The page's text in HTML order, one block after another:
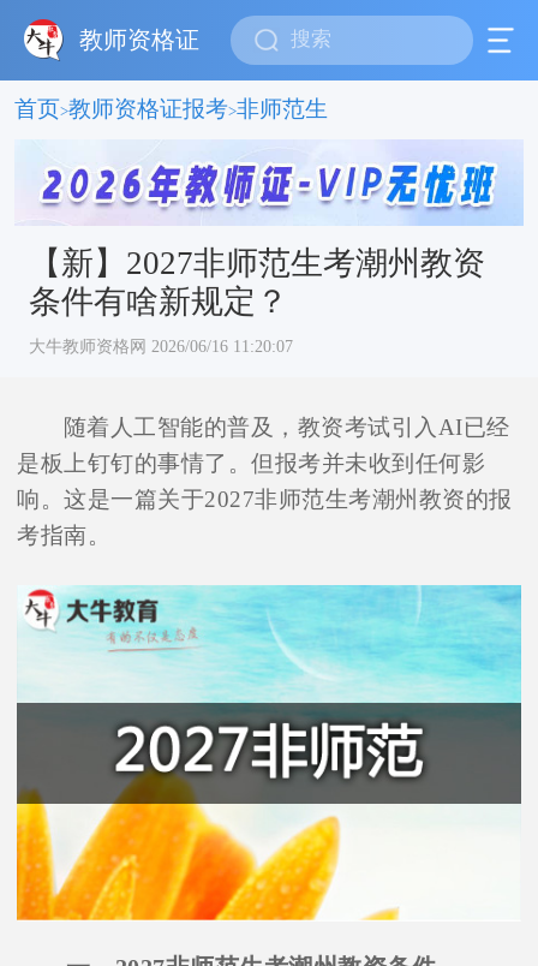
教师资格证
首页>教师资格证报考>非师范生
【新】2027非师范生考潮州教资
条件有啥新规定？
大牛教师资格网 2026/06/16 11:20:07
随着人工智能的普及，教资考试引入AI已经
是板上钉钉的事情了。但报考并未收到任何影
响。这是一篇关于2027非师范生考潮州教资的报
考指南。